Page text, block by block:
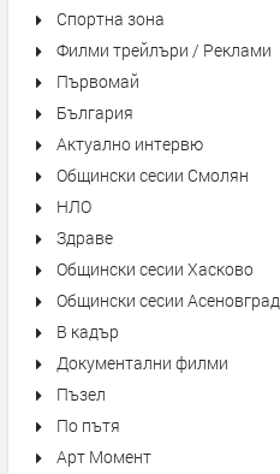
Спортна зона
Филми трейлъри / Реклами
Първомай
България
Актуално интервю
Общински сесии Смолян
НЛО
Здраве
Общински сесии Хасково
Общински сесии Асеновград
В кадър
Документални филми
Пъзел
По пътя
Арт Момент